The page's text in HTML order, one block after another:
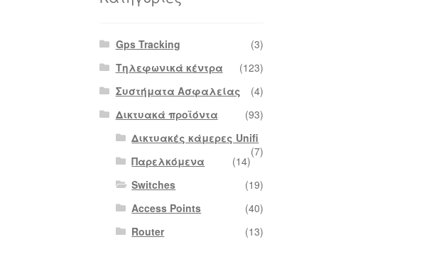
Gps Tracking
(3)
Τηλεφωνικά κέντρα
(123)
Συστήματα Ασφαλείας
(4)
Δικτυακά προϊόντα
(93)
Δικτυακές κάμερες Unifi
(7)
Παρελκόμενα
(14)
Switches
(19)
Access Points
(40)
Router
(13)